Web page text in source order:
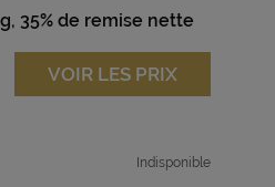
35% de remise nette
Indisponible
VOIR LES PRIX